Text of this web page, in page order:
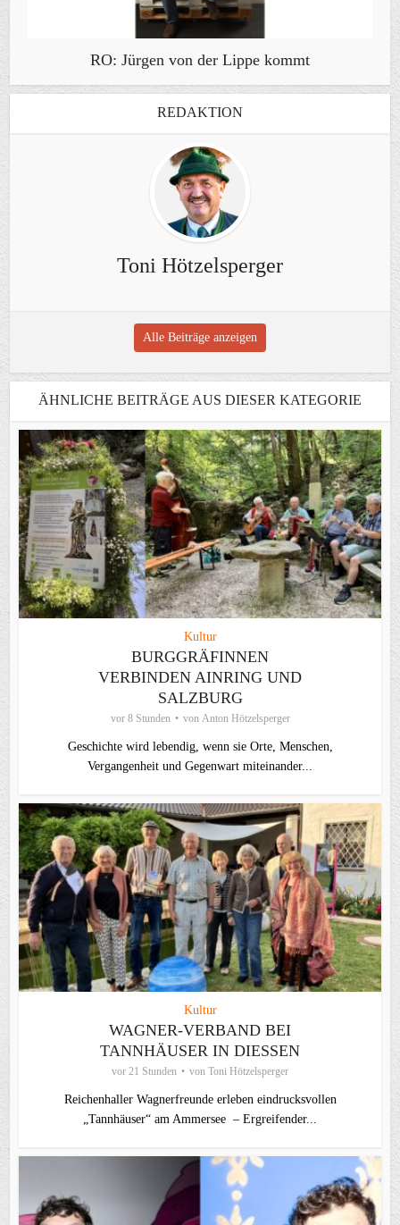
RO: Jürgen von der Lippe kommt
REDAKTION
Toni Hötzelsperger
Alle Beiträge anzeigen
ÄHNLICHE BEITRÄGE AUS DIESER KATEGORIE
Kultur
BURGGRÄFINNEN
VERBINDEN AINRING UND
SALZBURG
vor 8 Stunden von Anton Hötzelsperger
Geschichte wird lebendig, wenn sie Orte, Menschen,
Vergangenheit und Gegenwart miteinander...
Kultur
WAGNER-VERBAND BEI
TANNHÄUSER IN DIESSEN
vor 21 Stunden von Toni Hötzelsperger
Reichenhaller Wagnerfreunde erleben eindrucksvollen
„Tannhäuser“ am Ammersee – Ergreifender...